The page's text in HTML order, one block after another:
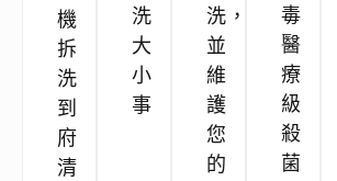
機
拆
洗
到
府
清
洗
大
小
事
洗，
並
維
護
您
的
毒
醫
療
級
殺
菌